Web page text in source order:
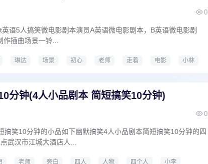
0
语5人搞笑微电影剧本演员A英语微电影剧本，B英语微电影剧
插曲场景一铃...
琳达 场景 初心 老师 走着 电影
小林
分钟(4人小品剧本 简短搞笑10分钟)
0
搞笑10分钟的小品如下幽默搞笑4人小品剧本简短搞笑10分钟的四
武汉市江城大酒店人...
老师 旁白 四人 人物 四个人
小李